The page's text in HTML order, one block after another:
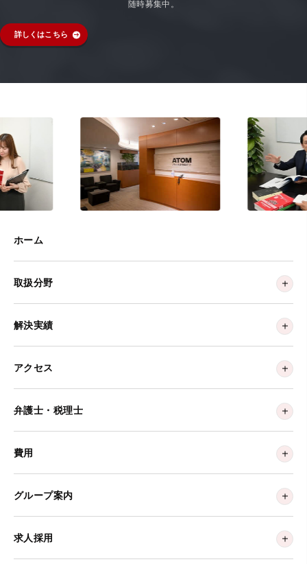
随時募集中。
詳しくはこちら
ホーム
取扱分野
解決実績
アクセス
弁護士・税理士
費用
グループ案内
求人採用